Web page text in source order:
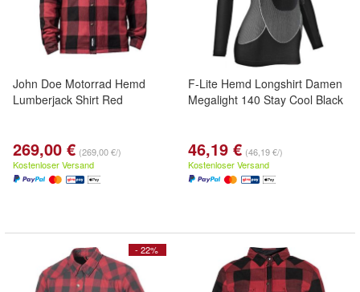
John Doe Motorrad Hemd
Lumberjack Shirt Red
269,00 € (269,00 €/)
Kostenloser Versand
F-Lite Hemd Longshirt Damen
Megalight 140 Stay Cool Black
46,19 € (46,19 €/)
Kostenloser Versand
- 22%